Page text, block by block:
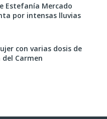
Estefanía Mercado
por intensas lluvias
con varias dosis de
del Carmen